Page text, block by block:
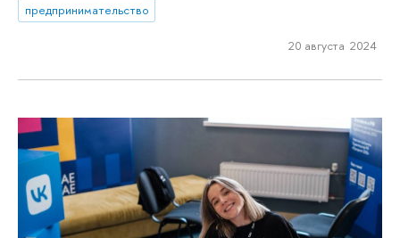
предпринимательство
20 августа 2024